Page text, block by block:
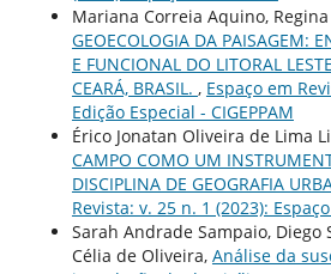
Mariana Correia Aquino,
GEOECOLOGIA DA PAISAGEM:
E FUNCIONAL DO LITORAL
CEARÁ, BRASIL. , Espaço em
Edição Especial - CIGEPPAM
Érico Jonatan Oliveira de Lima
CAMPO COMO UM
DISCIPLINA DE GEOGRAFIA
Revista: v. 25 n. 1 (2023):
Sarah Andrade Sampaio, Diego
Célia de Oliveira, Análise da